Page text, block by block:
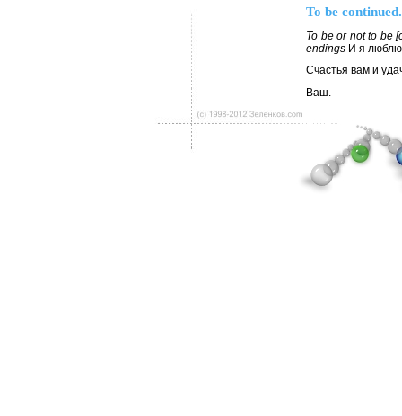
То be
To be or not to be
endings И я люблю
Счастья вам и
Ваш.